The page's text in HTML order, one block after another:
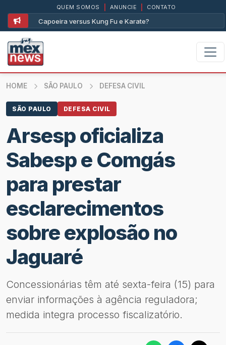
Kung Fu e Karate? Assim foi com a
QUEM SOMOS ANUNCIE CONTATO
HOME SÃO PAULO DEFESA CIVIL
SÃO PAULO DEFESA CIVIL
Arsesp oficializa
Sabesp e Comgás
para prestar
esclarecimentos
sobre explosão no
Jaguaré
Concessionárias têm até sexta-feira (15) para
enviar informações à agência reguladora;
medida integra processo fiscalizatório.